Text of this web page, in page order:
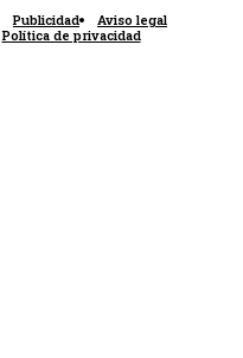
Publicidad
Aviso legal
Política de privacidad